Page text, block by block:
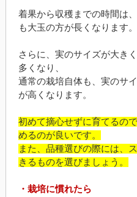
着果から収穫までの時間は
も大玉の方が長くなります。
さらに、実のサイズが大き
多くなり、
通常の栽培自体も、実のサ
が高くなります。
初めて摘心せずに育てるの
めるのが良いです。
また、品種選びの際には、
きるものを選びましょう。
・栽培に慣れたら